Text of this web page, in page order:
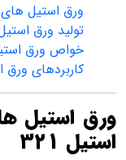
ورق استیل های
تولید ورق استیل
خواص ورق استیل
کاربردهای ورق
ورق استیل
استیل 321